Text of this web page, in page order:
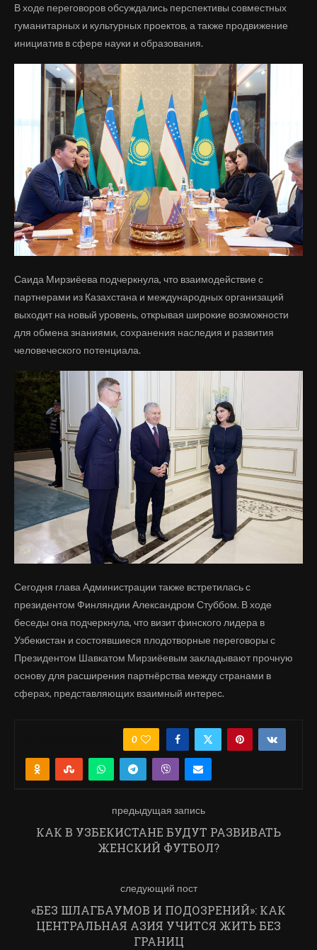
В ходе переговоров обсуждались перспективы совместных
гуманитарных и культурных проектов, а также продвижение
инициатив в сфере науки и образования.
Саида Мирзиёева подчеркнула, что взаимодействие с
партнерами из Казахстана и международных организаций
выходит на новый уровень, открывая широкие возможности
для обмена знаниями, сохранения наследия и развития
человеческого потенциала.
Сегодня глава Администрации также встретилась с
президентом Финляндии Александром Стуббом. В ходе
беседы она подчеркнула, что визит финского лидера в
Узбекистан и состоявшиеся плодотворные переговоры с
Президентом Шавкатом Мирзиёевым закладывают прочную
основу для расширения партнёрства между странами в
сферах, представляющих взаимный интерес.
0
предыдущая запись
КАК В УЗБЕКИСТАНЕ БУДУТ РАЗВИВАТЬ
ЖЕНСКИЙ ФУТБОЛ?
следующий пост
«БЕЗ ШЛАГБАУМОВ И ПОДОЗРЕНИЙ»: КАК
ЦЕНТРАЛЬНАЯ АЗИЯ УЧИТСЯ ЖИТЬ БЕЗ
ГРАНИЦ